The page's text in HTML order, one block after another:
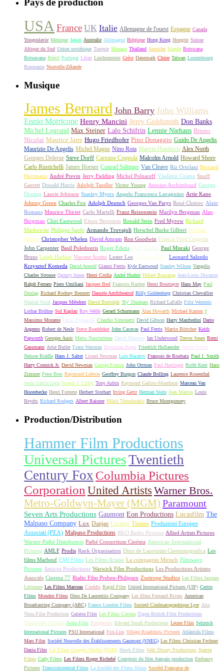
Pays de production
USA France UK Italie Allemagne de l'ouest Espagne Canada
Yougoslavie Mexique Japon Australie Allemagne Belgique Hong Kong Hongrie Suisse
Afrique du Sud Union soviétique Turquie Monaco Thaïland Autriche Irlande Botswana
Botsawana Brésil Portugal Liban Liechtenstein Grèce Danemark Chine Taïwan Luxembourg
Roumanie Nouvelle-Zélande
Musique
James Bernard John Barry John Williams
Ennio Morricone Henry Mancini Jerry Goldsmith Don Banks
Michel Legrand Max Steiner Lalo Schifrin Lennie Niehaus Bruno
Nicolai Maurice Jarre Hugo Friedhofer Pino Donaggio Guido De Angelis
Maurizio De Angelis Michel Magne Nino Rota Marvin Hamlisch Alex North
Georges Delerue Steve Dorff Carmine Coppola Malcolm Arnold Howard Shore
Carlo Rustichelli James Horner Conrad Salinger Van Cleave Riz Ortolani Bernard
Herrmann André Previn Jerry Fielding Michel Polnareff Vladimir Cosma Snuff
Garrett Donald Harris Adolph Tandler Victor Young Antoine Archimbaud George
Duning Laurie Johnson Stanley Myers Angelo Francesco Lavagnino Artie Kane
Johnny Green Charles Fox Adolph Deutsch Georges Van Parys René Cloërec Alain
Romans Maurice Thiriet Carlo Martelli Franz Reizenstein Marilyn Bergman Alan
Bergman Clint Eastwood Elmer Bernstein Ronald Stein Fred Myrow Richard
Markowitz Philippe Sarde Armando Trovajoli Herschel Burke Gilbert William
Alwyn Christopher Whelen David Amram Ron Goodwin Francis Ford Coppola
John Carpenter Basil Poledouris Roger Edens Skip Martin Paul Misraki George
Bruns Leigh Harline Vincent Scotto Lester Lee Tristram Cary Leonard Salzedo
Krzysztof Komeda David Arnold Gianni Ferrio Kyle Eastwood Stanley Wilson Vangelis
Charles Strouse Quincy Jones Henri Crolla André Hodeir Hubert Rostaing Jean-Louis Ducarme
Ralph Ferraro Piero Umiliani Jacques Brel François Rauber Henri Bourtayre Hans May Paul
Dunlap Richard Rodney Bennett Daniele Amfitheatrof Billy Goldenberg Christian Chevallier
Martial Solal Jacques Métehen David Buttolph 'By' Dunham Richard LaSalle Fritz Wenneis
Lothar Brühne Sol Kaplan Roy Webb Gerard Schurmann Alan Howarth Michael Kamen f
Massimo Morante
Fabio Pignatelli Claudio Simonetti David Gibson Harry Manfredini Dario
Argento Robert de Nesle Steve Boeddeker John Cacavas Paul Ferris Martin Böttcher Keith
Papworth Georges Auric Mario Nascimbene David Munrow Ian Underwood Trevor Jones Remi
Gassmann Artie Butler Franz Waxman Bronislau Kaper Friedrich Hollaender Walter Scharf
Nelson Riddle Hans J. Salter Lionel Newman Luis Bacalov François de Roubaix Paul J. Smith
Harry Connick Jr. David Newman George Fenton John Ottman Paul Haslinger Rolfe Kent Hans
Zimmer Peter Best Raymond Lefevre Geoffrey Burgon Claude Bolling Laurence Rosenthal
Jesús García Leoz Joseph J. Lilley Tony Aubin Raymond Gallois-Montbrun Marceau Van
Hoorebecke Henri Forterre Herbert Stothart Irving Gertz Herman Stein Jean Marion Louis
Beydts Richard Rodgers Albert Raisner Mikis Theodorakis Bruce Montgomery
Production/Distribution
Hammer Film Productions
Universal PicturesTwentieth
Century Fox Columbia Pictures
Corporation United Artists Warner Bros.
Metro-Goldwyn-Mayer (MGM) Paramount
Seven Arts Productions Gaumont Eon Productions Lucasfilm The
Malpaso Company Lux Danjaq Cocinor Titanus Produzioni Europee
Associati (PEA) Malpaso Productions RKO Radio Pictures Allied Artists Pictures
Warner-Pathé Distributors Pathé Consortium Cinéma American International
Pictures AMLF Prodis Rank Organisation Dino de Laurentiis Cinematografica Les
films Marbeuf EMI Films Les Films Ariane La compagnie Mirisch Filmways
Pictures Amicus Productions Warwick Film Productions Les Productions Artistes
Associés Cinema 77 Rialto Film Preben-Philipsen Zoetrope Studios Les Films Jacques
Leitienne Les Films Marceau Cinédis Rapid Film United International Pictures (UIP) Cerito
Films Mondex Films Dino De Laurentiis Company Les films Fernand Rivers American
Broadcasting Company (ABC) Franco London Films Societé Cinématographique Lyre Alta
Vista Film Production Galatea Film Les Films Corona Tigon British Film Productions
Touchstone Pictures Avala Film Europrodis Edward Small Productions Leone Film Selznick
International Pictures PSO International Fox-Lira Village Roadshow Pictures Atlántida Films
Mars Film Société Nouvelle des Établissements Gaumont (SNEG) Les Films Christian Fechner
Dania Film Les Films Georges Muller (FGM) Hawk Films Walt Disney Productions Specta
Films Cady Films Les Films Roger Richebé Comptoir du film français production Embassy
Pictures Transcontinental Films La Société des Films Sirius Société Française de